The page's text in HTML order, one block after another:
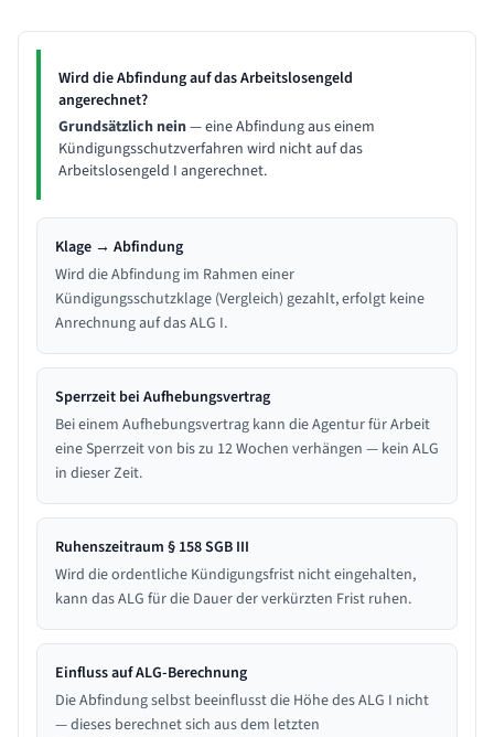
Wird die Abfindung auf das Arbeitslosengeld
angerechnet?
Grundsätzlich nein— eine Abfindung aus einem
Kündigungsschutzverfahren wird nicht auf das
Arbeitslosengeld I angerechnet.
Klage → Abfindung
Wird die Abfindung im Rahmen einer
Kündigungsschutzklage (Vergleich) gezahlt, erfolgt keine
Anrechnung auf das ALG I.
Sperrzeit bei Aufhebungsvertrag
Bei einem Aufhebungsvertrag kann die Agentur für Arbeit
eine Sperrzeit von bis zu 12 Wochen verhängen — kein ALG
in dieser Zeit.
Ruhenszeitraum § 158 SGB III
Wird die ordentliche Kündigungsfrist nicht eingehalten,
kann das ALG für die Dauer der verkürzten Frist ruhen.
Einfluss auf ALG-Berechnung
Die Abfindung selbst beeinflusst die Höhe des ALG I nicht
— dieses berechnet sich aus dem letzten